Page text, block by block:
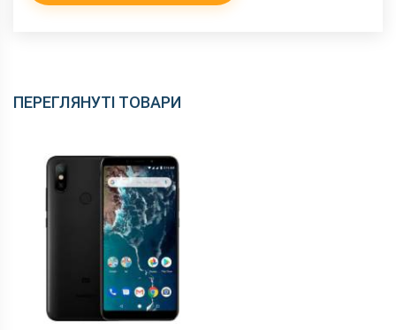
ПЕРЕГЛЯНУТІ ТОВАРИ